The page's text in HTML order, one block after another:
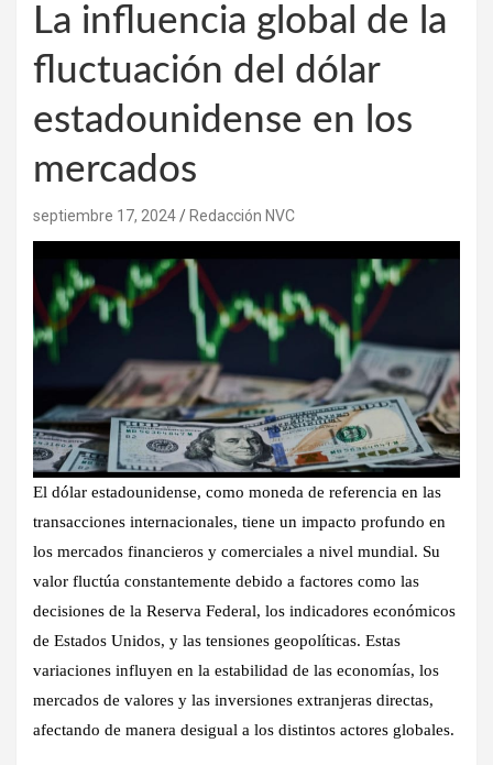
La influencia global de la
fluctuación del dólar
estadounidense en los
mercados
septiembre 17, 2024 Redacción NVC
El dólar estadounidense, como moneda de referencia en las
transacciones internacionales, tiene un impacto profundo en
los mercados financieros y comerciales a nivel mundial. Su
valor fluctúa constantemente debido a factores como las
decisiones de la Reserva Federal, los indicadores económicos
de Estados Unidos, y las tensiones geopolíticas. Estas
variaciones influyen en la estabilidad de las economías, los
mercados de valores y las inversiones extranjeras directas,
afectando de manera desigual a los distintos actores globales.